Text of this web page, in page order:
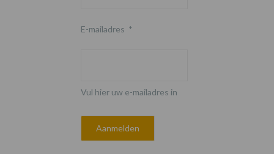
E-mailadres *
Vul hier uw e-mailadres in